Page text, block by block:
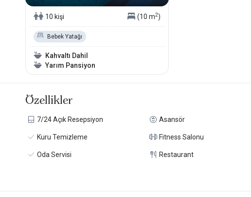
10 kişi (10 m2)
Bebek Yatağı
Kahvaltı Dahil
Yarım Pansiyon
Özellikler
7/24 Açık Resepsiyon Asansör
Kuru Temizleme Fitness Salonu
Oda Servisi Restaurant